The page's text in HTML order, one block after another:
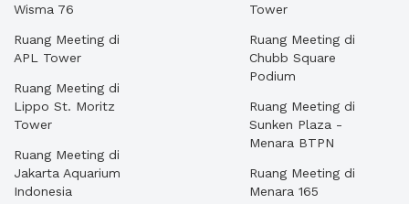
Wisma 76
Ruang Meeting di
APL Tower
Ruang Meeting di
Lippo St. Moritz
Tower
Ruang Meeting di
Jakarta Aquarium
Indonesia
Tower
Ruang Meeting di
Chubb Square
Podium
Ruang Meeting di
Sunken Plaza -
Menara BTPN
Ruang Meeting di
Menara 165